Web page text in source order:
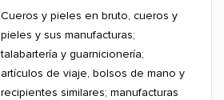
Cueros y pieles en bruto, cueros y
pieles y sus manufacturas;
talabartería y guarnicionería;
artículos de viaje, bolsos de mano y
recipientes similares; manufacturas